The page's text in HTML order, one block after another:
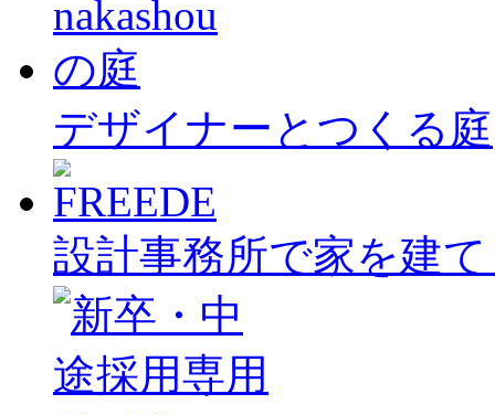
デザイナーとつくる庭
設計事務所で家を建